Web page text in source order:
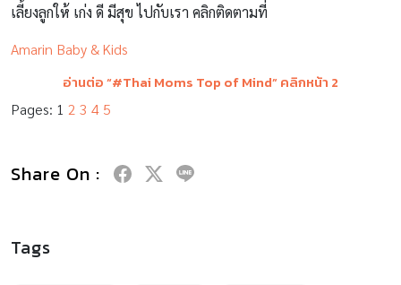
เลี้ยงลูกให้ เก่ง ดี มีสุข ไปกับเรา คลิกติดตามที่
Amarin Baby & Kids
อ่านต่อ “#Thai Moms Top of Mind” คลิกหน้า 2
Pages: 1 2 3 4 5
Share On :
Tags